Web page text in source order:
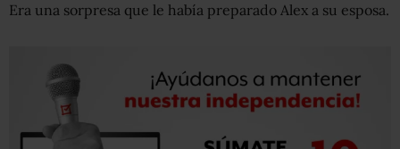
Era una sorpresa que le había preparado Alex a su esposa.